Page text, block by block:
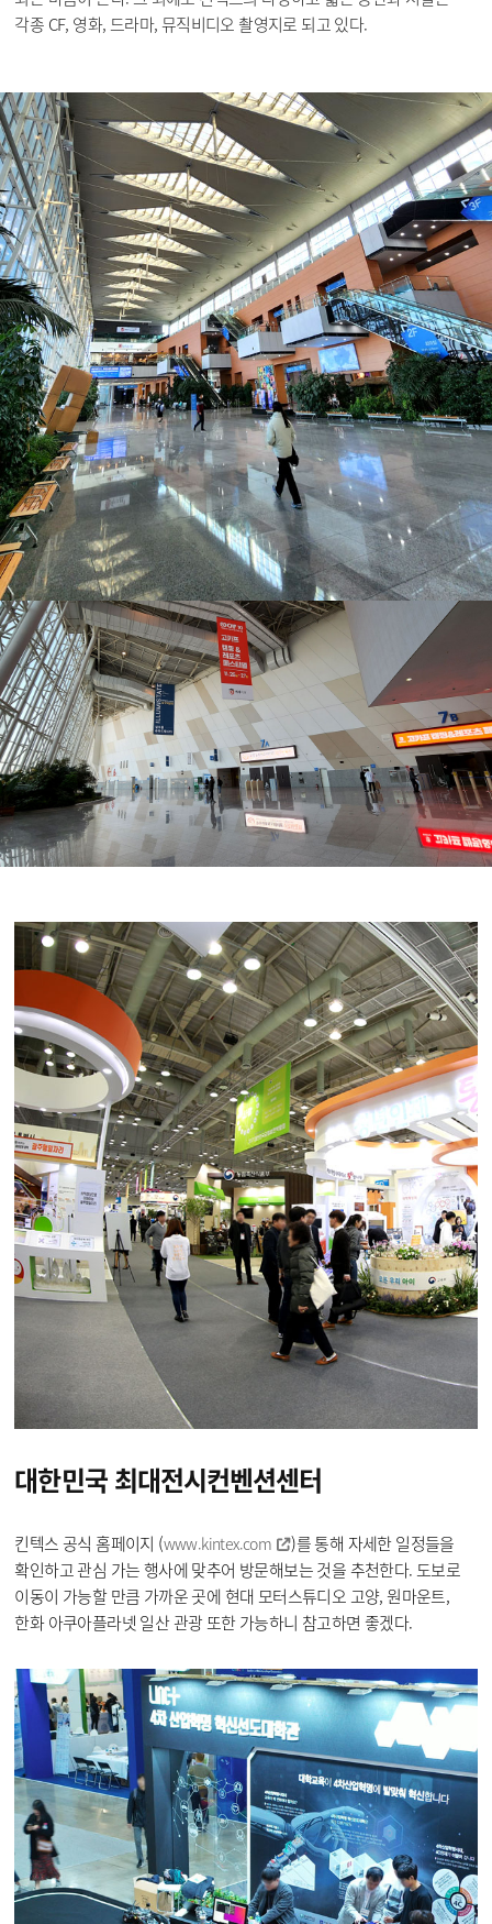
각종 CF, 영화, 드라마, 뮤직비디오 촬영지로 되고 있다.
대한민국최대전시컨벤션센터
킨텍스 공식 홈페이지 (www.kintex.com
)를 통해 자세한 일정들을
확인하고 관심 가는 행사에 맞추어 방문해보는 것을 추천한다. 도보로
이동이 가능할 만큼 가까운 곳에 현대 모터스튜디오 고양, 원마운트,
한화 아쿠아플라넷 일산 관광 또한 가능하니 참고하면 좋겠다.